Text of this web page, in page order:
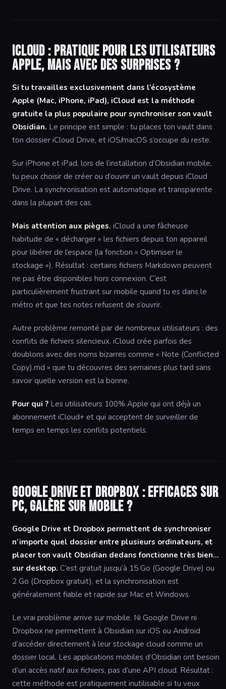
iCloud : pratique pour les utilisateurs
Apple, mais avec des surprises ?
Si tu travailles exclusivement dans l’écosystème
Apple (Mac, iPhone, iPad), iCloud est la méthode
gratuite la plus populaire pour synchroniser son vault
Obsidian. Le principe est simple : tu places ton vault dans
ton dossier iCloud Drive, et iOS/macOS s’occupe du reste.
Sur iPhone et iPad, lors de l’installation d’Obsidian mobile,
tu peux choisir de créer ou d’ouvrir un vault depuis iCloud
Drive. La synchronisation est automatique et transparente
dans la plupart des cas.
Mais attention aux pièges. iCloud a une fâcheuse
habitude de « décharger » les fichiers depuis ton appareil
pour libérer de l’espace (la fonction « Optimiser le
stockage »). Résultat : certains fichiers Markdown peuvent
ne pas être disponibles hors connexion. C’est
particulièrement frustrant sur mobile quand tu es dans le
métro et que tes notes refusent de s’ouvrir.
Autre problème remonté par de nombreux utilisateurs : des
conflits de fichiers silencieux. iCloud crée parfois des
doublons avec des noms bizarres comme « Note (Conflicted
Copy).md » que tu découvres des semaines plus tard sans
savoir quelle version est la bonne.
Pour qui ? Les utilisateurs 100% Apple qui ont déjà un
abonnement iCloud+ et qui acceptent de surveiller de
temps en temps les conflits potentiels.
Google Drive et Dropbox : efficaces sur
PC, galère sur mobile ?
Google Drive et Dropbox permettent de synchroniser
n’importe quel dossier entre plusieurs ordinateurs, et
placer ton vault Obsidian dedans fonctionne très bien…
sur desktop. C’est gratuit jusqu’à 15 Go (Google Drive) ou
2 Go (Dropbox gratuit), et la synchronisation est
généralement fiable et rapide sur Mac et Windows.
Le vrai problème arrive sur mobile. Ni Google Drive ni
Dropbox ne permettent à Obsidian sur iOS ou Android
d’accéder directement à leur stockage cloud comme un
dossier local. Les applications mobiles d’Obsidian ont besoin
d’un accès natif aux fichiers, pas d’une API cloud. Résultat :
cette méthode est pratiquement inutilisable si tu veux